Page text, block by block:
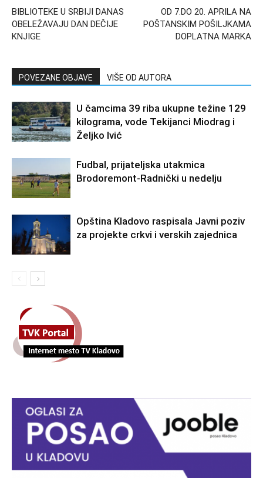
BIBLIOTEKE U SRBIJI DANAS
OBELEŽAVAJU DAN DEČIJE
KNJIGE
OD 7.DO 20. APRILA NA
POŠTANSKIM POŠILJKAMA
DOPLATNA MARKA
POVEZANE OBJAVE VIŠE OD AUTORA
U čamcima 39 riba ukupne težine 129
kilograma, vode Tekijanci Miodrag i
Željko Ivić
Fudbal, prijateljska utakmica
Brodoremont-Radnički u nedelju
Opština Kladovo raspisala Javni poziv
za projekte crkvi i verskih zajednica